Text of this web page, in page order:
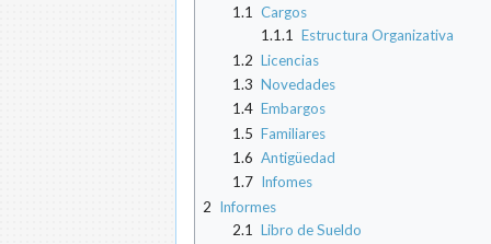
1.1 Cargos
1.1.1 Estructura Organizativa
1.2 Licencias
1.3 Novedades
1.4 Embargos
1.5 Familiares
1.6 Antigüedad
1.7 Infomes
2 Informes
2.1
Libro de Sueldo